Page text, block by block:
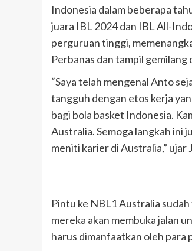
Indonesia dalam beberapa
juara IBL 2024 dan IBL All-
perguruan tinggi,
Perbanas dan tampil gemilang
“Saya telah mengenal Anto
tangguh dengan etos kerja
bagi bola basket Indonesia.
Australia. Semoga langkah ini
meniti karier di Australia,” ujar
Pintu ke NBL1 Australia
mereka akan membuka jalan
harus dimanfaatkan oleh para